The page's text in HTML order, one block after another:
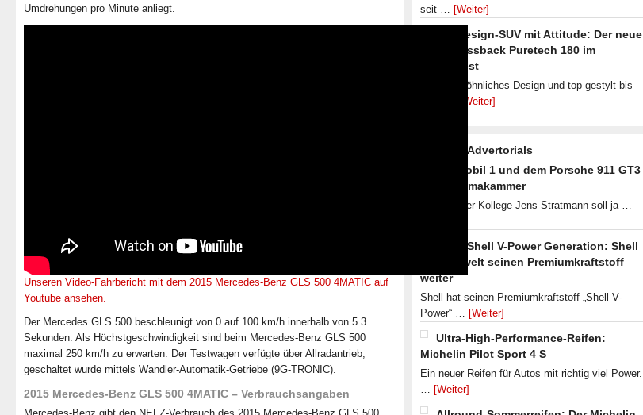
Umdrehungen pro Minute anliegt.
Unseren Video-Fahrbericht mit dem 2015 Mercedes-Benz GLS 500 4MATIC auf
Youtube ansehen.
Der Mercedes GLS 500 beschleunigt von 0 auf 100 km/h innerhalb von 5.3
Sekunden. Als Höchstgeschwindigkeit sind beim Mercedes-Benz GLS 500
maximal 250 km/h zu erwarten. Der Testwagen verfügte über Allradantrieb,
geschaltet wurde mittels Wandler-Automatik-Getriebe (9G-TRONIC).
2015 Mercedes-Benz GLS 500 4MATIC – Verbrauchsangaben
seit … [Weiter]
Ein Design-SUV mit Attitude: Der neue
DS 7 Crossback Puretech 180 im
Alltagstest
Außergewöhnliches Design und top gestylt bis
[Weiter]
Aktuelle Advertorials
Mit Mobil 1 und dem Porsche 911 GT3
in die Klimakammer
Autoblogger-Kollege Jens Stratmann soll ja …
Neue Shell V-Power Generation: Shell
entwickwelt seinen Premiumkraftstoff
weiter
Shell hat seinen Premiumkraftstoff „Shell V-
Power“ … [Weiter]
Ultra-High-Performance-Reifen:
Michelin Pilot Sport 4 S
Ein neuer Reifen für Autos mit richtig viel Power.
… [Weiter]